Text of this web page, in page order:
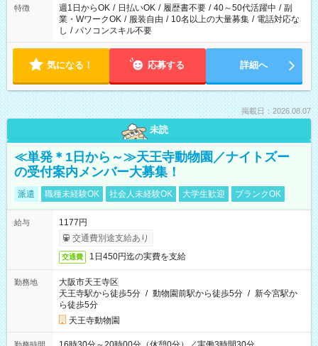
特徴 週1日からOK / 日払いOK / 履歴書不要 / 40～50代活躍中 / 副
業・WワークOK / 服装自由 / 10名以上の大量募集 / 電話対応な
し / パソコンスキル不要
気になる！ 応募する 詳細へ
掲載日：2026.08.07
未読
≪単発＊1日から～≫天王寺動物園／ナイトズー
の受付案内メンバー大募集！
派遣 職種未経験OK 社会人未経験OK 大学生歓迎 ブランクOK
給与
1177円
交通費別途支給あり
交通費 1日450円迄の実費を支給
勤務地
大阪市天王寺区
天王寺駅から徒歩5分 / 動物園前駅から徒歩5分 / 新今宮駅か
ら徒歩5分
天王寺動物園